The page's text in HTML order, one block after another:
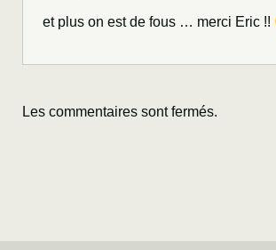
et plus on est de fous … merci Eric !!
Les commentaires sont fermés.